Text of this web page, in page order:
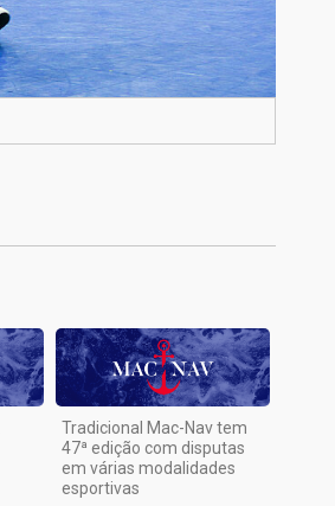
Tradicional Mac-Nav tem
47ª edição com disputas
em várias modalidades
esportivas